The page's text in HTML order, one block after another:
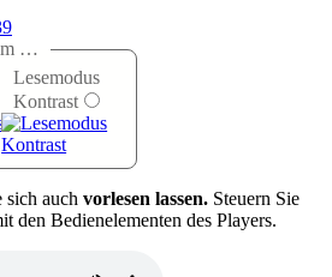
im …
Lesemodus
Kontrast
sich auch vorlesen lassen. Steuern Sie
den Bedienelementen des Players.